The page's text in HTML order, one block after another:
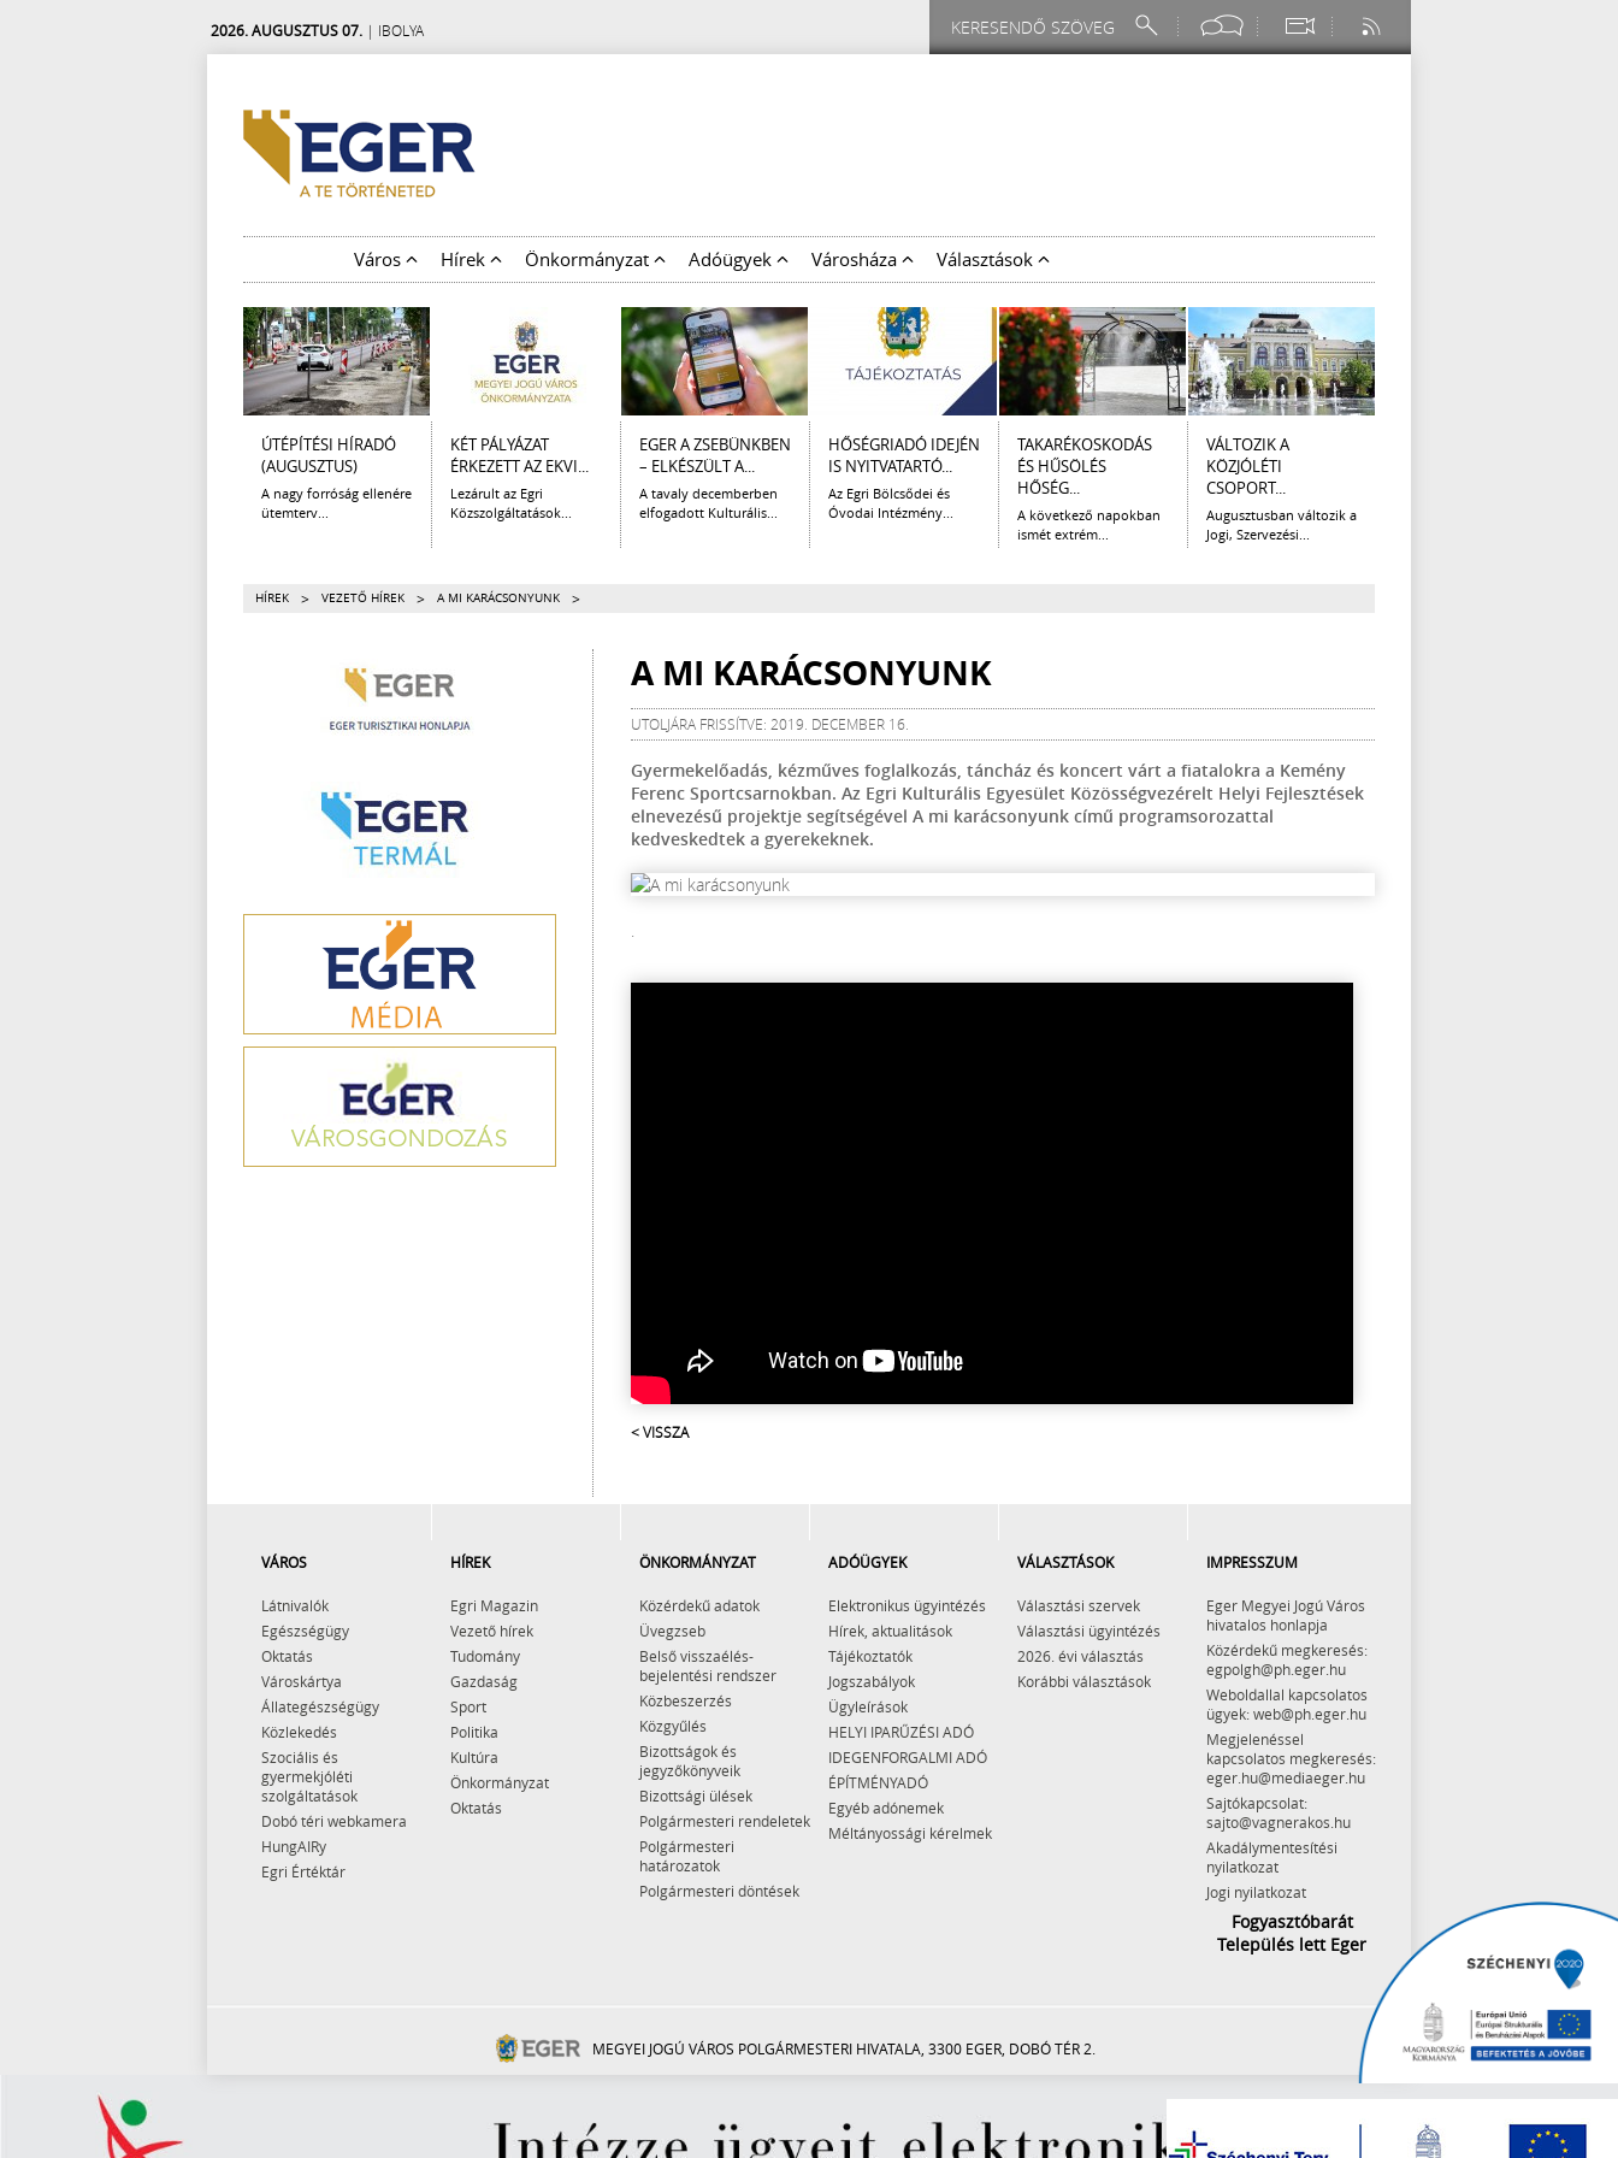
2026. AUGUSZTUS 07. | IBOLYA
Város Hírek Önkormányzat Adóügyek Városháza Választások
ÚTÉPÍTÉSI HÍRADÓ
(AUGUSZTUS)
A nagy forróság ellenére
ütemterv...
KÉT PÁLYÁZAT
ÉRKEZETT AZ EKVI...
Lezárult az Egri
Közszolgáltatások...
EGER A ZSEBÜNKBEN
– ELKÉSZÜLT A...
A tavaly decemberben
elfogadott Kulturális...
HŐSÉGRIADÓ IDEJÉN
IS NYITVATARTÓ...
Az Egri Bölcsődei és
Óvodai Intézmény...
TAKARÉKOSKODÁS
ÉS HŰSÖLÉS
HŐSÉG...
A következő napokban
ismét extrém...
VÁLTOZIK A
KÖZJÓLÉTI
CSOPORT...
Augusztusban változik a
Jogi, Szervezési...
HÍREK > VEZETŐ HÍREK > A MI KARÁCSONYUNK >
A MI KARÁCSONYUNK
UTOLJÁRA FRISSÍTVE: 2019. DECEMBER 16.
Gyermekelőadás, kézműves foglalkozás, táncház és koncert várt a fiatalokra a Kemény
Ferenc Sportcsarnokban. Az Egri Kulturális Egyesület Közösségvezérelt Helyi Fejlesztések
elnevezésű projektje segítségével A mi karácsonyunk című programsorozattal
kedveskedtek a gyerekeknek.
.
< VISSZA
VÁROS
Látnivalók
Egészségügy
Oktatás
Városkártya
Állategészségügy
Közlekedés
Szociális és
gyermekjóléti
szolgáltatások
Dobó téri webkamera
HungAIRy
Egri Értéktár
HÍREK
Egri Magazin
Vezető hírek
Tudomány
Gazdaság
Sport
Politika
Kultúra
Önkormányzat
Oktatás
ÖNKORMÁNYZAT
Közérdekű adatok
Üvegzseb
Belső visszaélés-
bejelentési rendszer
Közbeszerzés
Közgyűlés
Bizottságok és
jegyzőkönyveik
Bizottsági ülések
Polgármesteri rendeletek
Polgármesteri
határozatok
Polgármesteri döntések
ADÓÜGYEK
Elektronikus ügyintézés
Hírek, aktualitások
Tájékoztatók
Jogszabályok
Ügyleírások
HELYI IPARŰZÉSI ADÓ
IDEGENFORGALMI ADÓ
ÉPÍTMÉNYADÓ
Egyéb adónemek
Méltányossági kérelmek
VÁLASZTÁSOK
Választási szervek
Választási ügyintézés
2026. évi választás
Korábbi választások
IMPRESSZUM
Eger Megyei Jogú Város
hivatalos honlapja
Közérdekű megkeresés:
egpolgh@ph.eger.hu
Weboldallal kapcsolatos
ügyek: web@ph.eger.hu
Megjelenéssel
kapcsolatos megkeresés:
eger.hu@mediaeger.hu
Sajtókapcsolat:
sajto@vagnerakos.hu
Akadálymentesítési
nyilatkozat
Jogi nyilatkozat
Fogyasztóbarát
Település lett Eger
MEGYEI JOGÚ VÁROS POLGÁRMESTERI HIVATALA, 3300 EGER, DOBÓ TÉR 2.